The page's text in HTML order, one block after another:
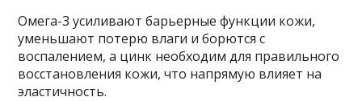
Омега-3 усиливают барьерные функции кожи,
уменьшают потерю влаги и борются с
воспалением, а цинк необходим для правильного
восстановления кожи, что напрямую влияет на
эластичность.